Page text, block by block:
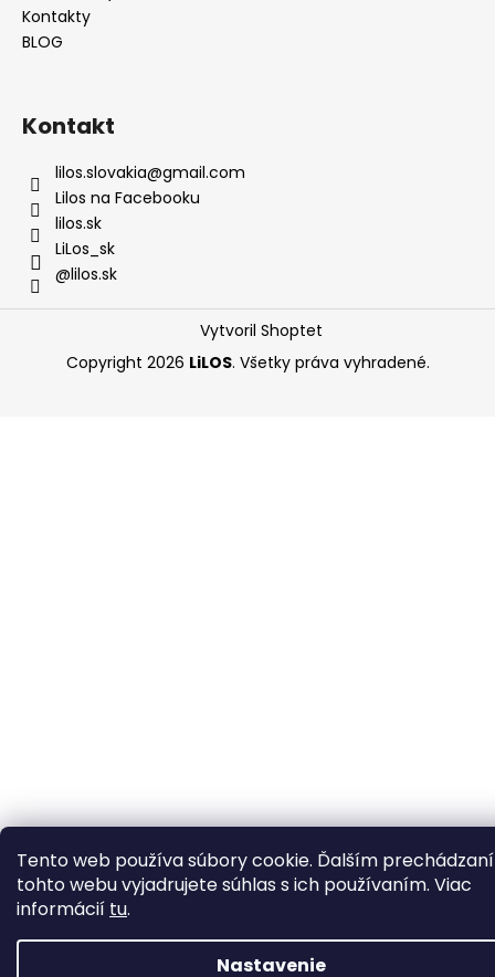
Tento web používa súbory cookie. Ďalším
tohto webu vyjadrujete súhlas s ich používaním. Viac
informácií tu.
Nastavenie
Kontakty
BLOG
Kontakt
lilos.slovakia@gmail.com
Lilos na Facebooku
lilos.sk
LiLos_sk
@lilos.sk
Vytvoril Shoptet
Copyright 2026 LiLOS. Všetky práva vyhradené.